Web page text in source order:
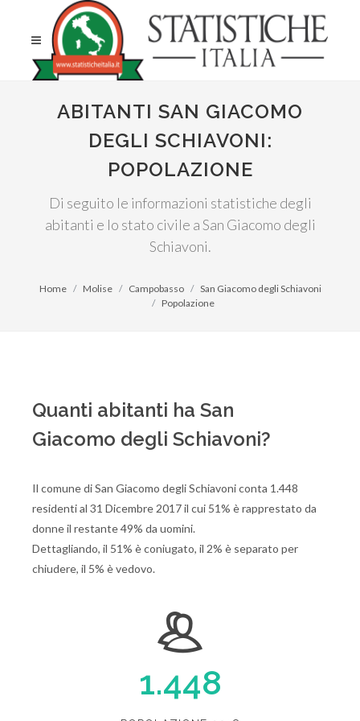
ABITANTI SAN GIACOMO
DEGLI SCHIAVONI:
POPOLAZIONE
Di seguito le informazioni statistiche degli
abitanti e lo stato civile a San Giacomo degli
Schiavoni.
Home Molise Campobasso
San Giacomo degli Schiavoni
Popolazione
Quanti abitanti ha San
Giacomo degli Schiavoni?
Il comune di San Giacomo degli Schiavoni conta 1.448
residenti al 31 Dicembre 2017 il cui 51% è rapprestato da
donne il restante 49% da uomini.
Dettagliando, il 51% è coniugato, il 2% è separato per
chiudere, il 5% è vedovo.
1.448